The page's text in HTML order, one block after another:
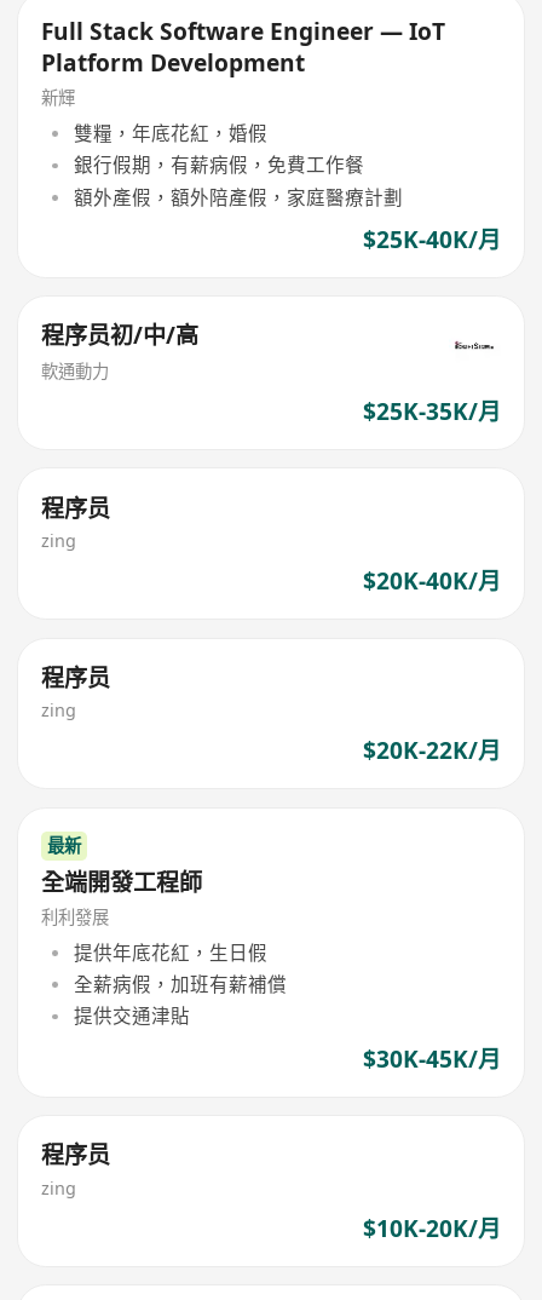
Full Stack Software Engineer — IoT
Platform Development
新輝
雙糧，年底花紅，婚假
銀行假期，有薪病假，免費工作餐
額外產假，額外陪產假，家庭醫療計劃
$25K-40K/月
程序员初/中/高
軟通動力
$25K-35K/月
程序员
zing
$20K-40K/月
程序员
zing
$20K-22K/月
最新
全端開發工程師
利利發展
提供年底花紅，生日假
全薪病假，加班有薪補償
提供交通津貼
$30K-45K/月
程序员
zing
$10K-20K/月